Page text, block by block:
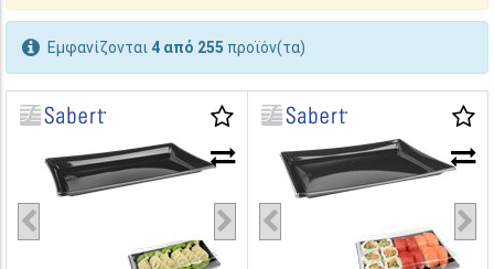
Εμφανίζονται 4 από 255 προϊόν(τα)